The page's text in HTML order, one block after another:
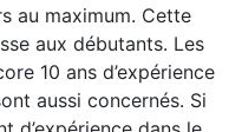
au maximum. Cette
aux débutants. Les
10 ans d’expérience
aussi concernés. Si